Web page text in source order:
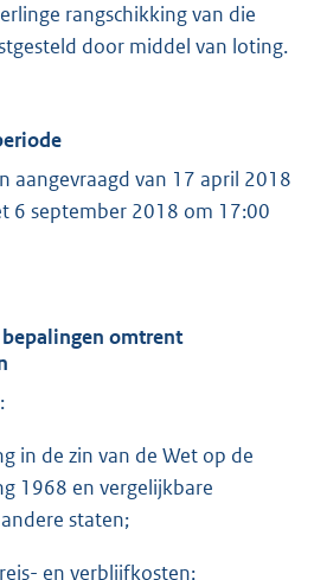
rangschikking van die
door middel van loting.
aangevraagd van 17 april 2018
6 september 2018 om 17:00
omtrent
in de zin van de Wet op de
1968 en vergelijkbare
staten;
en verblijfkosten;